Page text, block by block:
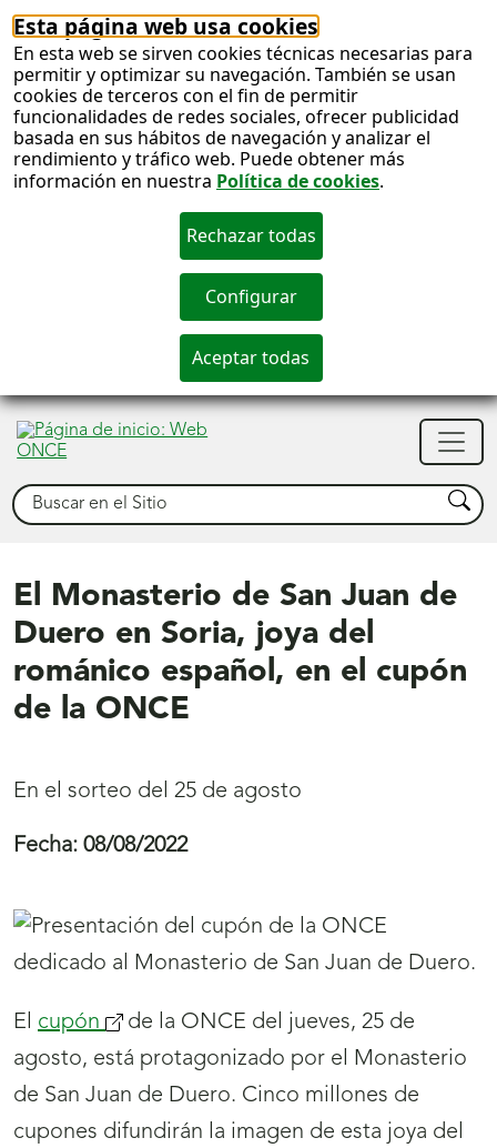
Esta página web usa cookies
En esta web se sirven cookies técnicas necesarias para
permitir y optimizar su navegación. También se usan
cookies de terceros con el fin de permitir
funcionalidades de redes sociales, ofrecer publicidad
basada en sus hábitos de navegación y analizar el
rendimiento y tráfico web. Puede obtener más
información en nuestra Política de cookies.
Buscar Buscar
El Monasterio de San Juan de
Duero en Soria, joya del
románico español, en el cupón
de la ONCE
En el sorteo del 25 de agosto
Fecha: 08/08/2022
El cupón (se
abrirá
nueva
ventana)
de la ONCE del jueves, 25 de
agosto, está protagonizado por el Monasterio
de San Juan de Duero. Cinco millones de
cupones difundirán la imagen de esta joya del